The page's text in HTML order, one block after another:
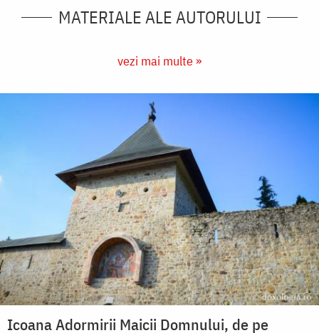
MATERIALE ALE AUTORULUI
vezi mai multe »
Icoana Adormirii Maicii Domnului, de pe